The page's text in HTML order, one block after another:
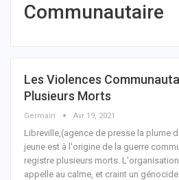
Communautaire
Les Violences
Plusieurs Morts
Germain Avr 19, 2021
Libreville,(agence de presse la plume
jeune est à l'origine de la guerre
registre plusieurs morts.
appelle au calme, et craint un